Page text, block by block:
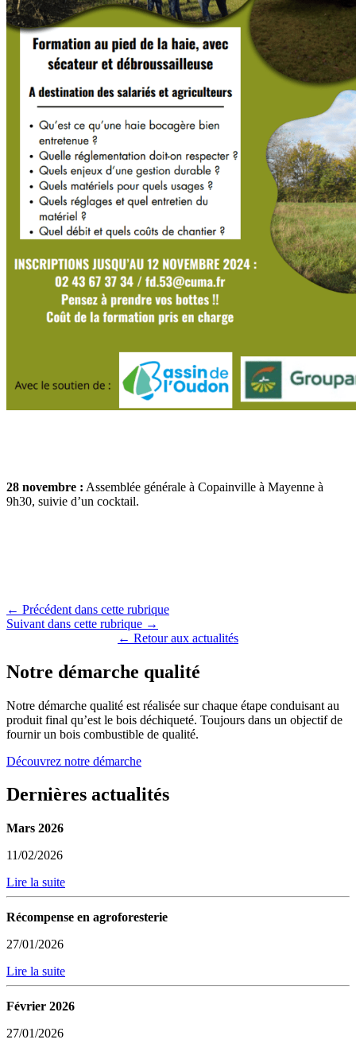
28 novembre : Assemblée générale à Copainville à Mayenne à
9h30, suivie d’un cocktail.
← Précédent dans cette rubrique
Suivant dans cette rubrique →
← Retour aux actualités
Notre démarche qualité
Notre démarche qualité est réalisée sur chaque étape conduisant au
produit final qu’est le bois déchiqueté. Toujours dans un objectif de
fournir un bois combustible de qualité.
Découvrez notre démarche
Dernières actualités
Mars 2026
11/02/2026
Lire la suite
Récompense en agroforesterie
27/01/2026
Lire la suite
Février 2026
27/01/2026